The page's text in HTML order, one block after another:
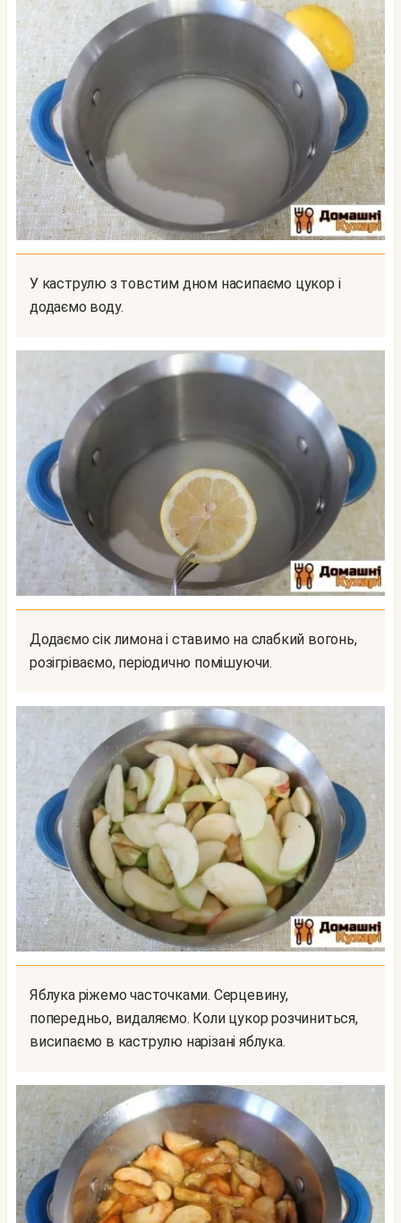
У каструлю з товстим дном насипаємо цукор і
додаємо воду.
Додаємо сік лимона і ставимо на слабкий вогонь,
розігріваємо, періодично помішуючи.
Яблука ріжемо часточками. Серцевину,
попередньо, видаляємо. Коли цукор розчиниться,
висипаємо в каструлю нарізані яблука.